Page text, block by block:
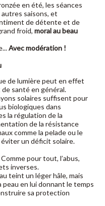
en été, les séances
saisons, et
de détente et de
froid, moral au beau
Avec modération !
de lumière peut en effet
santé en général.
solaires suffisent pour
biologiques dans
la régulation de la
de la résistance
comme la pelade ou le
un déficit solaire.
pour tout, l’abus,
inverses.
teint un léger hâle, mais
peau en lui donnant le temps
sa protection